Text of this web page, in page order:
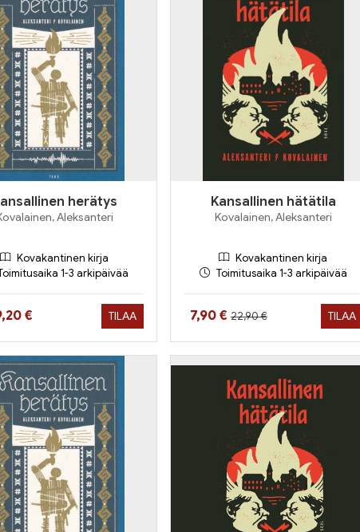
herätys
Aleksanteri
Kovakantinen kirja
1-3 arkipäivää
nyt
€ TILAA
Kansallinen hätätila
Kovalainen, Aleksanteri
Kovakantinen kirja
Toimitusaika 1-3 arkipäivää
Hinta nyt
7,90 € Hinta aiemmin
22,90 € TILAA